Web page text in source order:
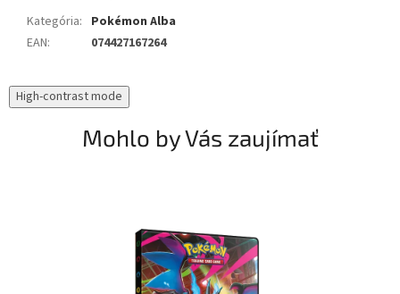
Kategória: Pokémon Alba
EAN: 074427167264
High-contrast mode
Mohlo by Vás zaujímať